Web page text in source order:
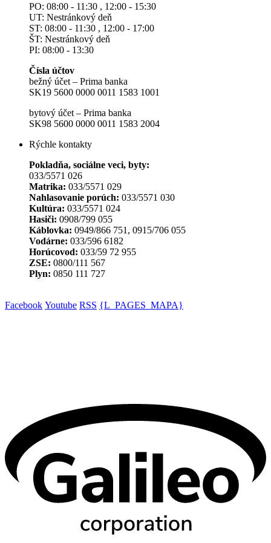
PO: 08:00 - 11:30 , 12:00 - 15:30
UT: Nestránkový deň
ST: 08:00 - 11:30 , 12:00 - 17:00
ŠT: Nestránkový deň
PI: 08:00 - 13:30
Čísla účtov
bežný účet – Prima banka
SK19 5600 0000 0011 1583 1001
bytový účet – Prima banka
SK98 5600 0000 0011 1583 2004
Rýchle kontakty
Pokladňa, sociálne veci, byty:
033/5571 026
Matrika: 033/5571 029
Nahlasovanie porúch: 033/5571 030
Kultúra: 033/5571 024
Hasiči: 0908/799 055
Káblovka: 0949/866 751, 0915/706 055
Vodárne: 033/596 6182
Horúcovod: 033/59 72 955
ZSE: 0800/111 567
Plyn: 0850 111 727
Facebook Youtube RSS {L_PAGES_MAPA}